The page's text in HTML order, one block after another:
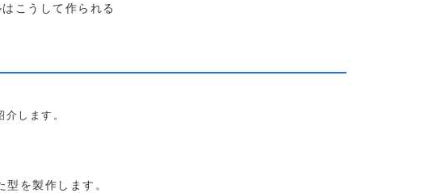
こうして作られる
します。
を製作します。